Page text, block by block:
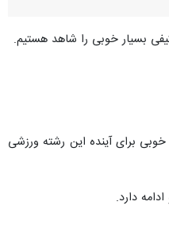
برای آینده این رشته ورزشی
دارد.